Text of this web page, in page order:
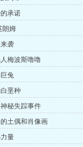
承诺
朗姆
袭
梅波斯噜噜
兔
垩种
秘失踪事件
土偶和肖像画
量